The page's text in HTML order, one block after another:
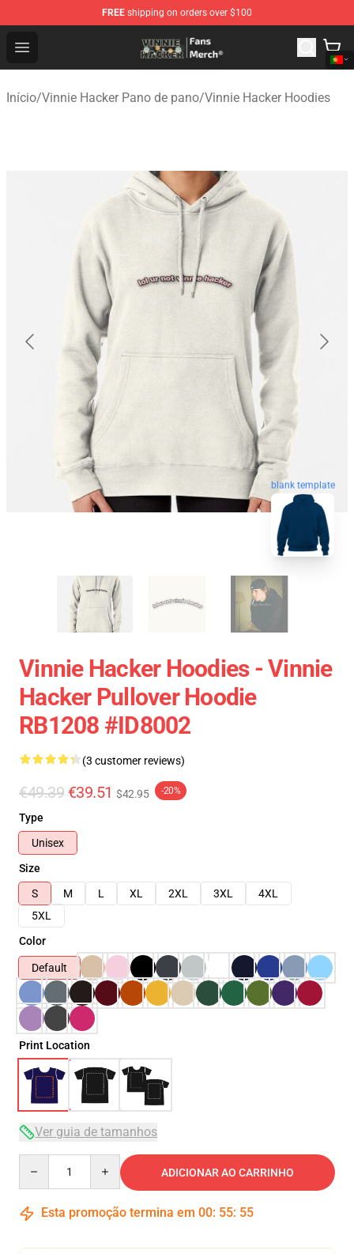
FREE shipping on orders over $100
Open menu
Vinnie Hacker Store - Official Vinnie Hacker Merchandise
Início/Vinnie Hacker Pano de pano/Vinnie Hacker Hoodies
blank template
Vinnie Hacker Hoodies - Vinnie
Hacker Pullover Hoodie
RB1208 #ID8002
(3 customer reviews)
€49.39 €39.51 $42.95 -20%
Type
Unisex
Size
S
M L XL 2XL 3XL
4XL
5XL
Color
Default
Print Location
Ver guia de tamanhos
ADICIONAR AO CARRINHO
Esta promoção termina em 00: 55: 54